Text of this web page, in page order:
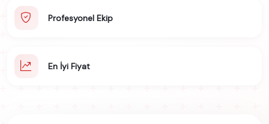
Profesyonel Ekip
En İyi Fiyat